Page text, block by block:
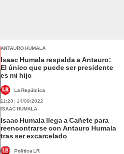
ANTAURO HUMALA
Isaac Humala respalda a Antauro:
El único que puede ser presidente
es mi hijo
La República
11:28 | 14/09/2022
ISAAC HUMALA
Isaac Humala llega a Cañete para
reencontrarse con Antauro Humala
tras ser excarcelado
Política LR